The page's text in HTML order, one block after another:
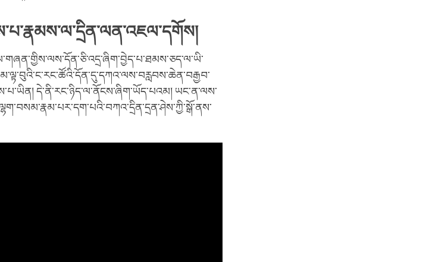
དེ་ནི་རང་ཉིད་ལ་ནོངས་ཞིག་ཡོད་པའམ། ཡང་ན་ལས་